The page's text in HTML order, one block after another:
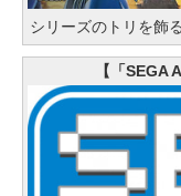
シリーズのトリを飾
【「SEGA